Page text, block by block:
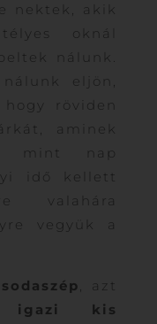
nektek, akik
oknál
nálunk.
eljön,
röviden
aminek
mint nap
idő kellett
valahára
vegyük a
, azt
igazi kis